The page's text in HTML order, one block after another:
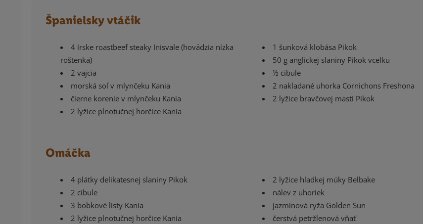
Španielsky vtáčik
4 írske roastbeef steaky Inisvale (hovädzia nízka
roštenka)
2 vajcia
morská soľ v mlynčeku Kania
čierne korenie v mlynčeku Kania
2 lyžice plnotučnej horčice Kania
1 šunková klobása Pikok
50 g anglickej slaniny Pikok vcelku
½ cibule
2 nakladané uhorka Cornichons Freshona
2 lyžice bravčovej masti Pikok
Omáčka
4 plátky delikatesnej slaniny Pikok
2 cibule
3 bobkové listy Kania
2 lyžice plnotučnej horčice Kania
2 lyžice hladkej múky Belbake
nálev z uhoriek
jazmínová ryža Golden Sun
čerstvá petržlenová vňať